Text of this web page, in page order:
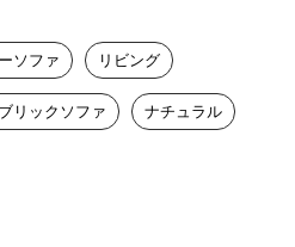
ソファ リビング
リックソファ ナチュラル